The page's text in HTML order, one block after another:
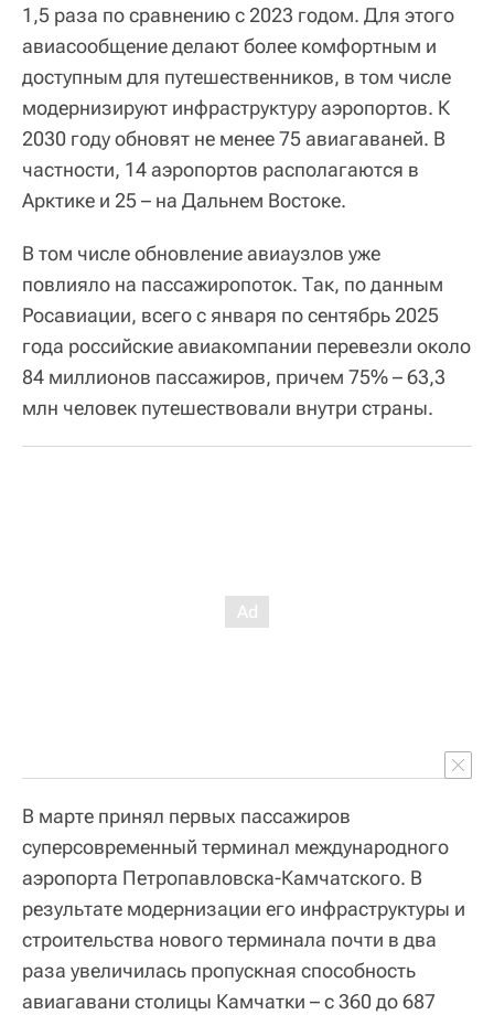
1,5 раза по сравнению с 2023 годом. Для этого
авиасообщение делают более комфортным и
доступным для путешественников, в том числе
модернизируют инфраструктуру аэропортов. К
2030 году обновят не менее 75 авиагаваней. В
частности, 14 аэропортов располагаются в
Арктике и 25 – на Дальнем Востоке.
В том числе обновление авиаузлов уже
повлияло на пассажиропоток. Так, по данным
Росавиации, всего с января по сентябрь 2025
года российские авиакомпании перевезли около
84 миллионов пассажиров, причем 75% – 63,3
млн человек путешествовали внутри страны.
В марте принял первых пассажиров
суперсовременный терминал международного
аэропорта Петропавловска-Камчатского. В
результате модернизации его инфраструктуры и
строительства нового терминала почти в два
раза увеличилась пропускная способность
авиагавани столицы Камчатки – с 360 до 687